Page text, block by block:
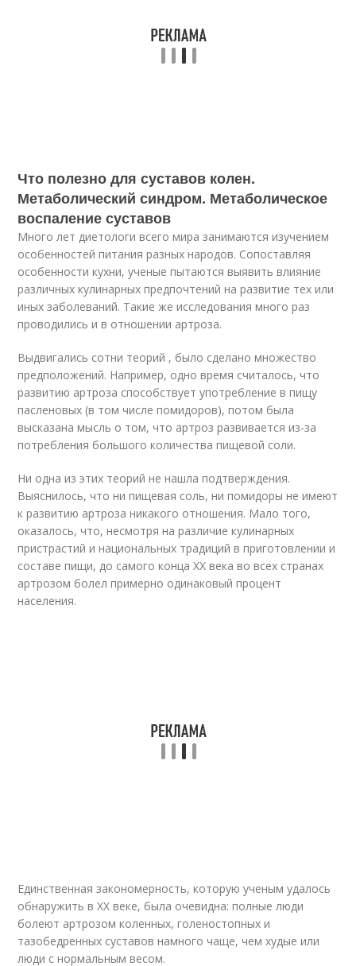
Что полезно для суставов колен.
Метаболический синдром. Метаболическое
воспаление суставов
Много лет диетологи всего мира занимаются изучением
особенностей питания разных народов. Сопоставляя
особенности кухни, ученые пытаются выявить влияние
различных кулинарных предпочтений на развитие тех или
иных заболеваний. Такие же исследования много раз
проводились и в отношении артроза.
Выдвигались сотни теорий , было сделано множество
предположений. Например, одно время считалось, что
развитию артроза способствует употребление в пищу
пасленовых (в том числе помидоров), потом была
высказана мысль о том, что артроз развивается из-за
потребления большого количества пищевой соли.
Ни одна из этих теорий не нашла подтверждения.
Выяснилось, что ни пищевая соль, ни помидоры не имеют
к развитию артроза никакого отношения. Мало того,
оказалось, что, несмотря на различие кулинарных
пристрастий и национальных традиций в приготовлении и
составе пищи, до самого конца ХХ века во всех странах
артрозом болел примерно одинаковый процент
населения.
Единственная закономерность, которую ученым удалось
обнаружить в ХХ веке, была очевидна: полные люди
болеют артрозом коленных, голеностопных и
тазобедренных суставов намного чаще, чем худые или
люди с нормальным весом.